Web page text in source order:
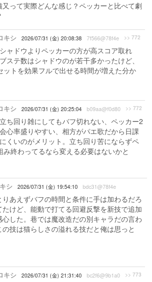
又って実際どんな感じ？ペッカーと比べて劇
キシ 2026/07/31 (金) 20:08:38 7f566@78f4e >> 772
ャドウよりペッカーの方が高スコア取れ
ステ数はシャドウのが若干多かったけど、
ットを効果フルで出せる時間が増えた分か
キシ 2026/07/31 (金) 20:25:04 b09aa@f0d80 >> 772
ち回り雑にしてもバフ切れない、ペッカー2
心率盛りやすい、相方がパエ歌だから日課
くいのがメリット。立ち回り苦にならずペ
み終わってるなら変える必要はないかと
シ 2026/07/31 (金) 19:54:10 bdc31@78f4e
あえずバフの時間と条件に手は加わるだろ
たけど、能動で打てる回避反撃を新技で追加
した。巷では魔改造だの別キャラだの言わ
技は猫らしさの溢れる技だと俺は思っと
キシ 2026/07/31 (金) 21:31:40 bc2f6@9b1a0 >> 773